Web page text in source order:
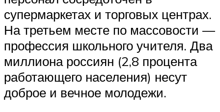
супермаркетах и торговых центрах.
На третьем месте по массовости —
профессия школьного учителя. Два
миллиона россиян (2,8 процента
работающего населения) несут
доброе и вечное молодежи.